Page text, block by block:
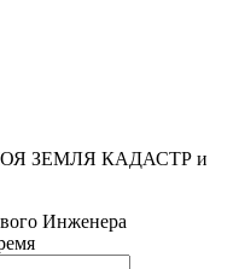
ЗЕМЛЯ КАДАСТР и
Инженера